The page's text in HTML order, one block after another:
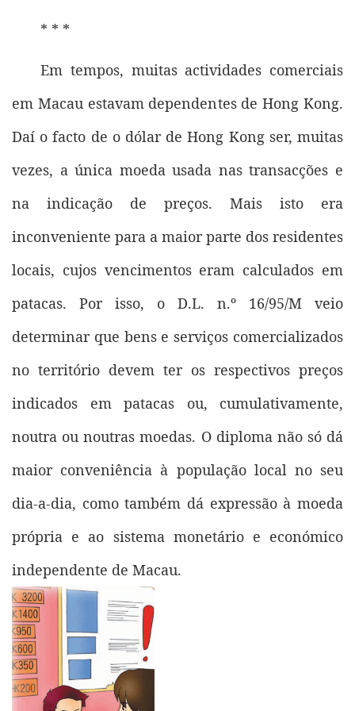
* * *
Em tempos, muitas actividades comerciais
em Macau estavam dependentes de Hong Kong.
Daí o facto de o dólar de Hong Kong ser, muitas
vezes, a única moeda usada nas transacções e
na indicação de preços. Mais isto era
inconveniente para a maior parte dos residentes
locais, cujos vencimentos eram calculados em
patacas. Por isso, o D.L. n.º 16/95/M veio
determinar que bens e serviços comercializados
no território devem ter os respectivos preços
indicados em patacas ou, cumulativamente,
noutra ou noutras moedas. O diploma não só dá
maior conveniência à população local no seu
dia-a-dia, como também dá expressão à moeda
própria e ao sistema monetário e económico
independente de Macau.